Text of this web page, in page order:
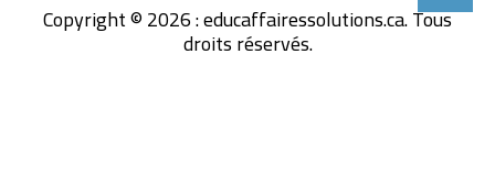
Copyright © 2026 : educaffairessolutions.ca. Tous
droits réservés.